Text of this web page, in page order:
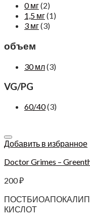
0 мг(2)
1,5 мг(1)
3 мг(3)
объем
30 мл(3)
VG/PG
60/40(3)
Добавить в избранное
Doctor Grimes –
200₽
КИСЛОТ